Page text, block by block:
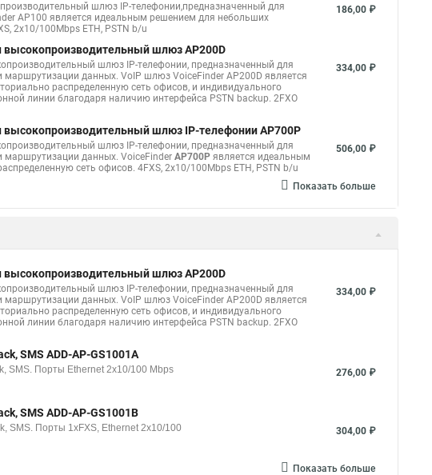
шлюз IP-телефонии,предназначенный для
AP100 является идеальным решением для небольших
2x10/100Mbps ETH, PSTN b/u
186,00 ₽
шлюз AP200D
шлюз IP-телефонии, предназначенный для
данных. VoIP шлюз VoiceFinder AP200D является
распределенную сеть офисов, и индивидуального
линии благодаря наличию интерфейса PSTN backup. 2FXO
334,00 ₽
шлюз IP-телефонии AP700P
шлюз IP-телефонии, предназначенный для
маршрутизации данных. VoiceFinder AP700P является идеальным
сеть офисов. 4FXS, 2x10/100Mbps ETH, PSTN b/u
506,00 ₽
Показать больше
шлюз AP200D
шлюз IP-телефонии, предназначенный для
данных. VoIP шлюз VoiceFinder AP200D является
распределенную сеть офисов, и индивидуального
линии благодаря наличию интерфейса PSTN backup. 2FXO
334,00 ₽
SMS ADD-AP-GS1001A
SMS. Порты Ethernet 2x10/100 Mbps 276,00 ₽
SMS ADD-AP-GS1001B
SMS. Порты 1xFXS, Ethernet 2x10/100 304,00 ₽
Показать больше